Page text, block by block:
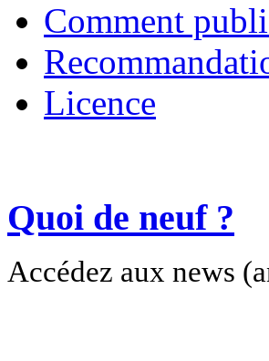
Comment
Licence
Quoi de neuf ?
Accédez aux news